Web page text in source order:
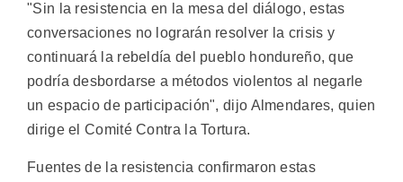
"Sin la resistencia en la mesa del diálogo, estas
conversaciones no lograrán resolver la crisis y
continuará la rebeldía del pueblo hondureño, que
podría desbordarse a métodos violentos al negarle
un espacio de participación", dijo Almendares, quien
dirige el Comité Contra la Tortura.
Fuentes de la resistencia confirmaron estas